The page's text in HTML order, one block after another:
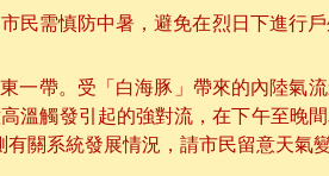
民需慎防中暑，避免在烈日下進行
一帶。受「白海豚」帶來的內陸氣
觸發引起的強對流，在下午至晚
關系統發展情況，請市民留意天氣